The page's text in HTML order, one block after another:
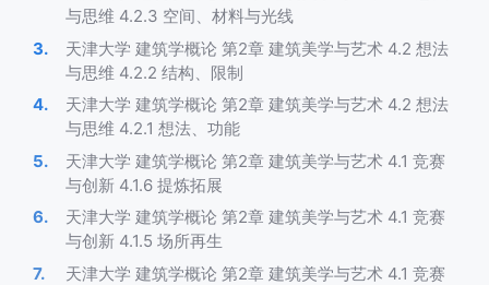
与思维 4.2.3 空间、材料与光线
天津大学 建筑学概论 第2章 建筑美学与艺术 4.2 想法
与思维 4.2.2 结构、限制
天津大学 建筑学概论 第2章 建筑美学与艺术 4.2 想法
与思维 4.2.1 想法、功能
天津大学 建筑学概论 第2章 建筑美学与艺术 4.1 竞赛
与创新 4.1.6 提炼拓展
天津大学 建筑学概论 第2章 建筑美学与艺术 4.1 竞赛
与创新 4.1.5 场所再生
天津大学 建筑学概论 第2章 建筑美学与艺术 4.1 竞赛